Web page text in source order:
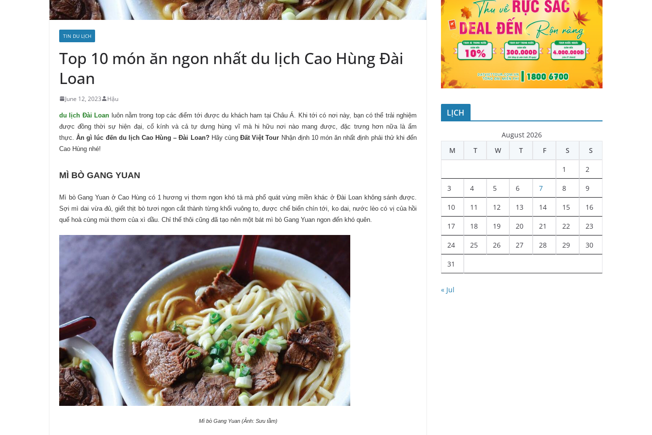
TIN DU LỊCH
Top 10 món ăn ngon nhất du lịch Cao Hùng Đài
Loan
June 12, 2023 Hậu
du lịch Đài Loan luôn nằm trong top các điểm tới được du khách ham tại Châu Á. Khi tới có nơi này, bạn có thể trải nghiệm
được đồng thời sự hiện đại, cổ kính và cả tự dưng hùng vĩ mà hi hữu nơi nào mang được, đặc trưng hơn nữa là ẩm
thực.
Ẳn gì lúc đến du lịch Cao Hùng – Đài Loan? Hãy cùng Đất Việt Tour Nhận định 10 món ăn nhất định phải thử khi đến
Cao Hùng nhé!
MÌ BÒ GANG YUAN
Mì bò Gang Yuan ở Cao Hùng có 1 hương vị thơm ngon khó tả mà phổ quát vùng miền khác ở Đài Loan không sánh được.
Sợi mì dai vừa đủ, giết thịt bò tươi ngon cắt thành từng khối vuông to, được chế biến chín tới, ko dai, nước lèo có vị của hồi
quế hoà cùng mùi thơm của xì dầu. Chỉ thế thôi cũng đã tạo nên một bát mì bò Gang Yuan ngon đến khó quên.
Mì bò Gang Yuan (Ảnh: Sưu tầm)
LỊCH
August 2026
M
T W T F S S
1 2
3 4 5 6 7 8 9
10 11 12 13 14 15 16
17 18 19 20 21 22 23
24 25 26 27 28 29 30
31
« Jul